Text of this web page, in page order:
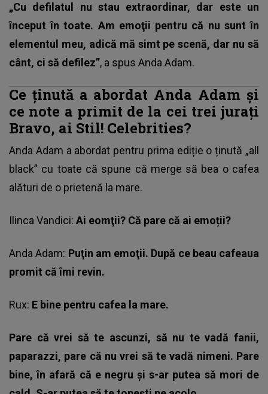
„Cu defilatul nu stau extraordinar, dar este un
început în toate. Am emoţii pentru că nu sunt în
elementul meu, adică mă simt pe scenă, dar nu să
cânt, ci să defilez”, a spus Anda Adam.
Ce ținută a abordat Anda Adam și
ce note a primit de la cei trei jurați
Bravo, ai Stil! Celebrities?
Anda Adam a abordat pentru prima ediție o ținută „all
black” cu toate că spune că merge să bea o cafea
alături de o prietenă la mare.
Ilinca Vandici: Ai eomţii? Că pare că ai emoții?
Anda Adam: Puţin am emoţii. După ce beau cafeaua
promit că îmi revin.
Rux: E bine pentru cafea la mare.
Pare că vrei să te ascunzi, să nu te vadă fanii,
paparazzi, pare că nu vrei să te vadă nimeni. Pare
bine, în afară că e negru și s-ar putea să mori de